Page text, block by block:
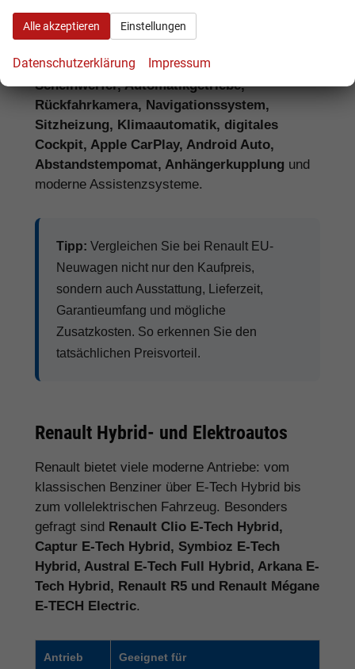
Assistenzsysteme, Lieferzeit, Garantie und
Fahrzeugdokumente.
Häufig gefragte Ausstattungen sind
Scheinwerfer, Automatikgetriebe,
Rückfahrkamera, Navigationssystem,
Sitzheizung, Klimaautomatik, digitales
Cockpit, Apple CarPlay, Android Auto,
Abstandstempomat, Anhängerkupplung und
moderne Assistenzsysteme.
Tipp: Vergleichen Sie bei Renault EU-
Neuwagen nicht nur den Kaufpreis,
sondern auch Ausstattung, Lieferzeit,
Garantieumfang und mögliche
Zusatzkosten. So erkennen Sie den
tatsächlichen Preisvorteil.
Renault Hybrid- und Elektroautos
Renault bietet viele moderne Antriebe: vom
klassischen Benziner über E-Tech Hybrid bis
zum vollelektrischen Fahrzeug. Besonders
gefragt sind Renault Clio E-Tech Hybrid,
Captur E-Tech Hybrid, Symbioz E-Tech
Hybrid, Austral E-Tech Full Hybrid, Arkana E-
Tech Hybrid, Renault R5 und Renault Mégane
E-TECH Electric.
Antrieb Geeignet für
Alle akzeptieren Einstellungen
Datenschutzerklärung Impressum